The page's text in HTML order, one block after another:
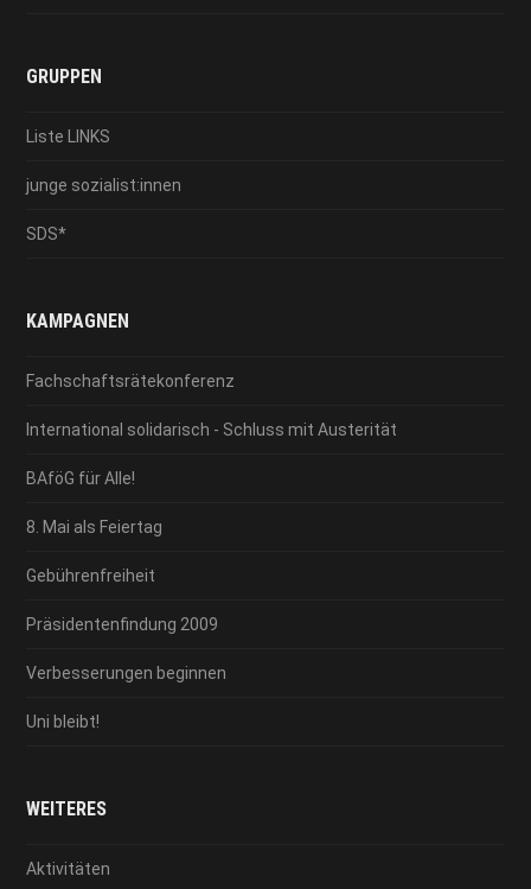
GRUPPEN
Liste LINKS
junge sozialist:innen
SDS*
KAMPAGNEN
Fachschaftsrätekonferenz
International solidarisch - Schluss mit Austerität
BAföG für Alle!
8. Mai als Feiertag
Gebührenfreiheit
Präsidentenfindung 2009
Verbesserungen beginnen
Uni bleibt!
WEITERES
Aktivitäten